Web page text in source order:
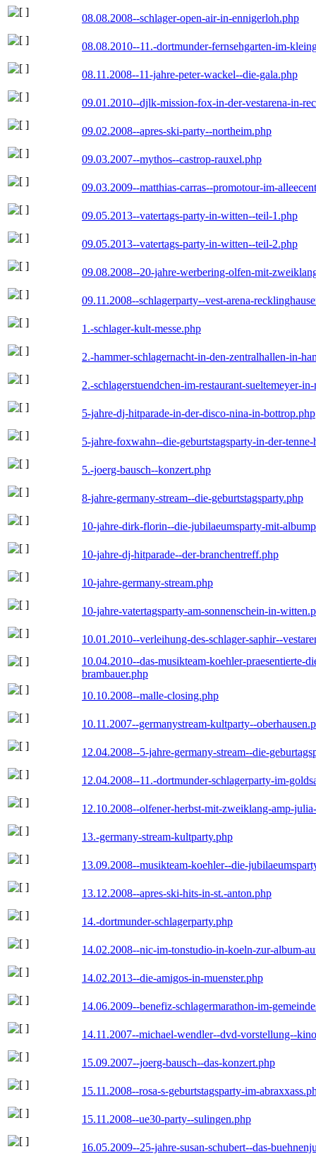
08.08.2008--schlager-open-air-in-ennigerloh.php
08.08.2010--11.-dortmunder-fernsehgarten-im-
08.11.2008--11-jahre-peter-wackel--die-gala.php
09.01.2010--djlk-mission-fox-in-der-vestarena-in-
09.02.2008--apres-ski-party--northeim.php
09.03.2007--mythos--castrop-rauxel.php
09.03.2009--matthias-carras--promotour-im-
09.05.2013--vatertags-party-in-witten--teil-1.php
09.05.2013--vatertags-party-in-witten--teil-2.php
09.08.2008--20-jahre-werbering-olfen-mit-
09.11.2008--schlagerparty--vest-arena-
1.-schlager-kult-messe.php
2.-hammer-schlagernacht-in-den-zentralhallen-in-
2.-schlagerstuendchen-im-restaurant-sueltemeyer-
5-jahre-dj-hitparade-in-der-disco-nina-in-bottrop.php
5-jahre-foxwahn--die-geburtstagsparty-in-der-tenne-
5.-joerg-bausch--konzert.php
8-jahre-germany-stream--die-geburtstagsparty.php
10-jahre-dirk-florin--die-jubilaeumsparty-mit-
10-jahre-dj-hitparade--der-branchentreff.php
10-jahre-germany-stream.php
10-jahre-vatertagsparty-am-sonnenschein-in-
10.01.2010--verleihung-des-schlager-saphir--
10.04.2010--das-musikteam-koehler-praesentierte-
brambauer.php
10.10.2008--malle-closing.php
10.11.2007--germanystream-kultparty--
12.04.2008--5-jahre-germany-stream--die-
12.04.2008--11.-dortmunder-schlagerparty-im-
12.10.2008--olfener-herbst-mit-zweiklang-amp-
13.-germany-stream-kultparty.php
13.09.2008--musikteam-koehler--die-
13.12.2008--apres-ski-hits-in-st.-anton.php
14.-dortmunder-schlagerparty.php
14.02.2008--nic-im-tonstudio-in-koeln-zur-album-
14.02.2013--die-amigos-in-muenster.php
14.06.2009--benefiz-schlagermarathon-im-
14.11.2007--michael-wendler--dvd-vorstellung--
15.09.2007--joerg-bausch--das-konzert.php
15.11.2008--rosa-s-geburtstagsparty-im-
15.11.2008--ue30-party--sulingen.php
16.05.2009--25-jahre-susan-schubert--das-